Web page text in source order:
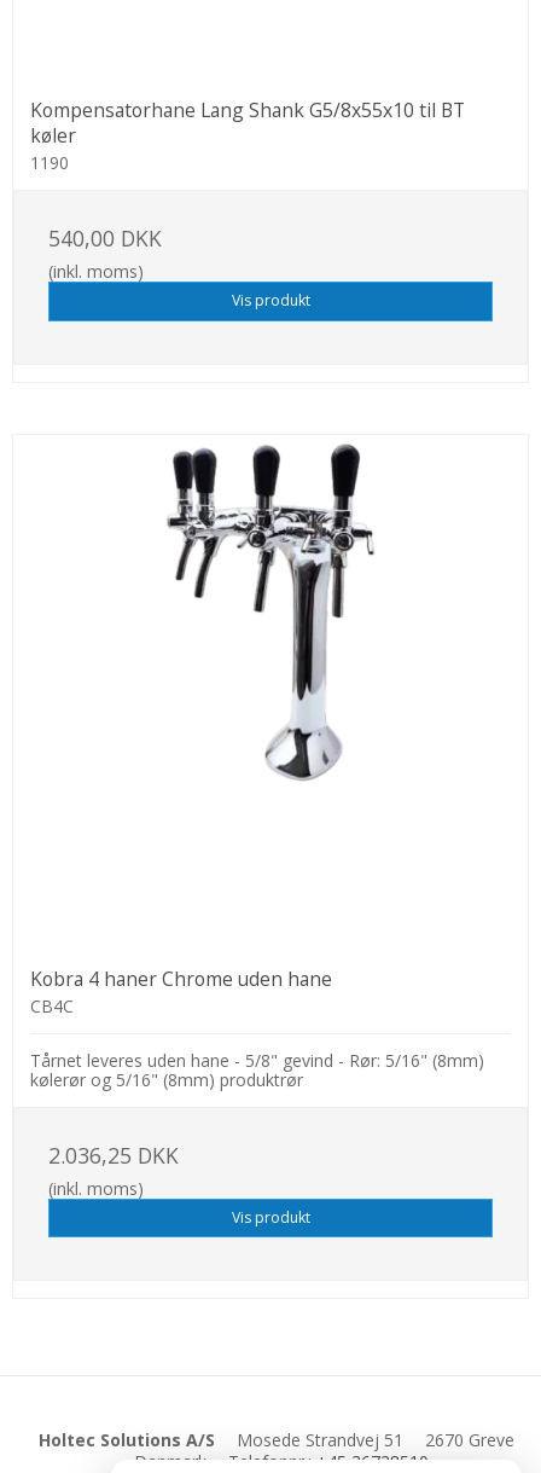
Kompensatorhane Lang Shank G5/8x55x10 til BT
køler
1190
540,00 DKK
(inkl. moms)
Vis produkt
Kobra 4 haner Chrome uden hane
CB4C
Tårnet leveres uden hane - 5/8" gevind - Rør: 5/16" (8mm)
kølerør og 5/16" (8mm) produktrør
2.036,25 DKK
(inkl. moms)
Vis produkt
Holtec Solutions A/S Mosede Strandvej 51
2670 Greve
Danmark
Telefonnr.: +45 36728510